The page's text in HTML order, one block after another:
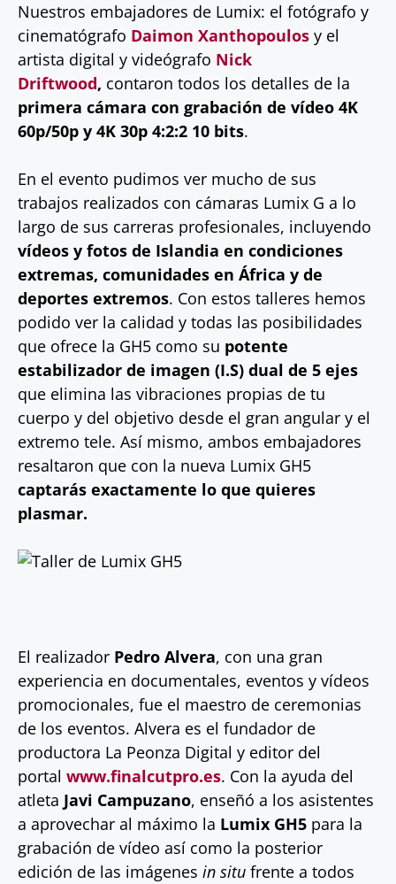
Nuestros embajadores de Lumix: el fotógrafo y
cinematógrafo Daimon Xanthopoulos y el
artista digital y videógrafo Nick
Driftwood, contaron todos los detalles de la
primera cámara con grabación de vídeo 4K
60p/50p y 4K 30p 4:2:2 10 bits.
En el evento pudimos ver mucho de sus
trabajos realizados con cámaras Lumix G a lo
largo de sus carreras profesionales, incluyendo
vídeos y fotos de Islandia en condiciones
extremas, comunidades en África y de
deportes extremos. Con estos talleres hemos
podido ver la calidad y todas las posibilidades
que ofrece la GH5 como su potente
estabilizador de imagen (I.S) dual de 5 ejes
que elimina las vibraciones propias de tu
cuerpo y del objetivo desde el gran angular y el
extremo tele. Así mismo, ambos embajadores
resaltaron que con la nueva Lumix GH5
captarás exactamente lo que quieres
plasmar.
El realizador Pedro Alvera, con una gran
experiencia en documentales, eventos y vídeos
promocionales, fue el maestro de ceremonias
de los eventos. Alvera es el fundador de
productora La Peonza Digital y editor del
portal www.finalcutpro.es. Con la ayuda del
atleta Javi Campuzano, enseñó a los asistentes
a aprovechar al máximo la Lumix GH5 para la
grabación de vídeo así como la posterior
edición de las imágenes in situ frente a todos